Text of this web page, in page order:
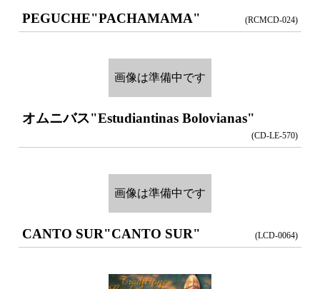
PEGUCHE"PACHAMAMA" (RCMCD-024)
画像は準備中です
オムニバス"Estudiantinas Bolovianas"
(CD-LE-570)
画像は準備中です
CANTO SUR"CANTO SUR" (LCD-0064)